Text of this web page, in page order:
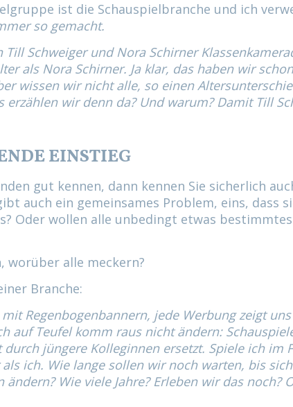
ist die Schauspielbranche und ich
so gemacht.
Till Schweiger und Nora Schirner
als Nora Schirner. Ja klar, das haben wir
wissen wir nicht alle, so einen
erzählen wir denn da? Und warum? Damit Till
EINSTIEG
gut kennen, dann kennen Sie sicherlich
auch ein gemeinsames Problem, eins, dass
Oder wollen alle unbedingt etwas
worüber alle meckern?
Branche:
Regenbogenbannern, jede Werbung zeigt
auf Teufel komm raus nicht ändern:
jüngere Kolleginnen ersetzt. Spiele ich im
ich. Wie lange sollen wir noch warten, bis
ändern? Wie viele Jahre? Erleben wir das noch?